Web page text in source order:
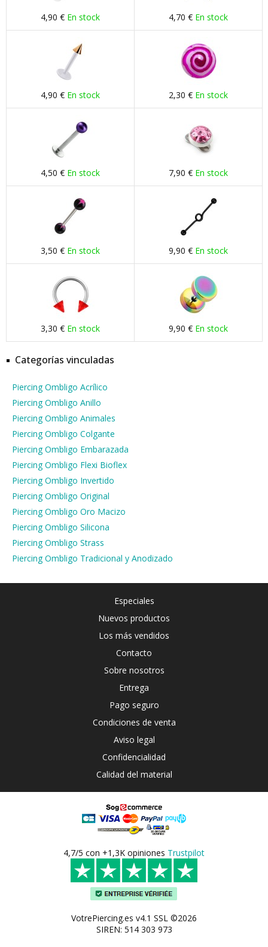
4,90 € En stock 4,70 € En stock
4,90 € En stock 2,30 € En stock
4,50 € En stock 7,90 € En stock
3,50 € En stock 9,90 € En stock
3,30 € En stock 9,90 € En stock
Categorías vinculadas
Piercing Ombligo Acrílico
Piercing Ombligo Anillo
Piercing Ombligo Animales
Piercing Ombligo Colgante
Piercing Ombligo Embarazada
Piercing Ombligo Flexi Bioflex
Piercing Ombligo Invertido
Piercing Ombligo Original
Piercing Ombligo Oro Macizo
Piercing Ombligo Silicona
Piercing Ombligo Strass
Piercing Ombligo Tradicional y Anodizado
Especiales
Nuevos productos
Los más vendidos
Contacto
Sobre nosotros
Entrega
Pago seguro
Condiciones de venta
Aviso legal
Confidencialidad
Calidad del material
4,7/5 con +1,3K opiniones Trustpilot
VotrePiercing.es v4.1 SSL ©2026
SIREN: 514 303 973